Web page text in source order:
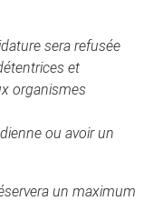
sera refusée
et
organismes
ou avoir un
un maximum